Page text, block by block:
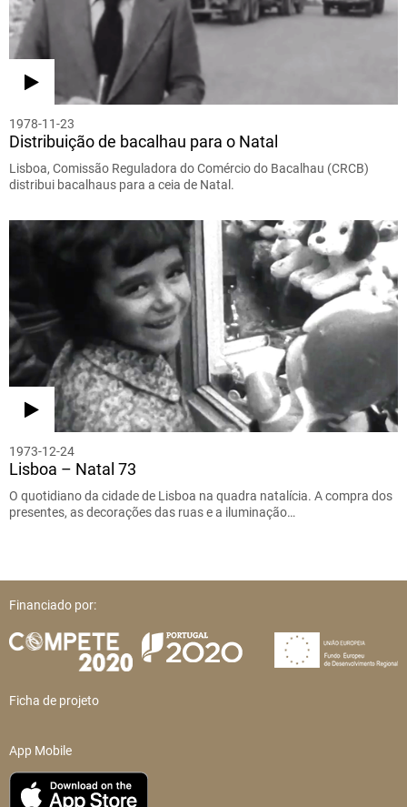
1978-11-23
Distribuição de bacalhau para o Natal
Lisboa, Comissão Reguladora do Comércio do Bacalhau (CRCB)
distribui bacalhaus para a ceia de Natal.
1973-12-24
Lisboa – Natal 73
O quotidiano da cidade de Lisboa na quadra natalícia. A compra dos
presentes, as decorações das ruas e a iluminação…
Financiado por:
Ficha de projeto
App Mobile